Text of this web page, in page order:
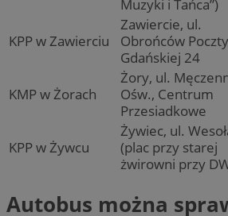
Muzyki i Tańca”)
KPP w Zawierciu
Zawiercie, ul.
Obrońców Poczty
Gdańskiej 24
KMP w Żorach
Żory, ul.
Ośw., Centrum
Przesiadkowe
KPP w Żywcu
Żywiec, ul.
(plac przy starej
żwirowni przy
Autobus można